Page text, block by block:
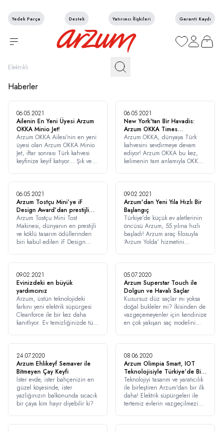
Yedek Parça Destek Yatırımcı İlişkileri Garanti Kaydı
Favorilerim
Hesabım
Sepetim
Haberler
06.05.2021
Ailenin En Yeni Üyesi Arzum
OKKA Minio Jet!
Arzum OKKA Ailesi’nin en yeni
üyesi olan Arzum OKKA Minio
Jet, iftar sonrası Türk kahvesi
keyfinize keyif katıyor… Şık ve
OKKA Minio Jet, tek seferde 5
fincana kadar OKKA’lı bir Türk
kahvesi deneyimi sunuyor.
06.05.2021
New York'tan Bir Havadis:
Arzum OKKA Times
Square'da!
​Arzum OKKA, dünyaya Türk
kahvesini sevdirmeye devam
ediyor! Arzum OKKA bu kez,
kelimenin tam anlamıyla OKKA’lı
06.05.2021
Arzum Tostçu Mini’ye iF
Design Award’dan prestijli
ödül
Arzum Tostçu Mini Tost
Makinesi, dünyanın en prestijli
ve köklü tasarım ödüllerinden
biri kabul edilen iF Design
Tasarımı kategorisinde ödül
almaya hak kazandı.
09.02.2021
Arzum'dan Yeni Yıla Hızlı Bir
Başlangıç
Türkiye’de küçük ev aletlerinin
öncüsü Arzum, 55.yılına hızlı
başladı! Arzum araç filosuyla
‘Arzum Yolda’ hizmetini
uygulaması üzerinden verilen
siparişleri hızla tüketicilerine
ulaştırıyor. Sektöründe bir ilk
olan ve ilk etapta İstanbul
dağıtımından sorumlu olan
‘Arzum Yolda’, kusursuz alışveriş
deneyimi sunuyor.
09.02.2021
Evinizdeki en büyük
yardımcınız
Arzum, üstün teknolojideki
farkını yeni elektrik süpürgesi
Cleanforce ile bir kez daha
kanıtlıyor. Ev temizliğinizde tüm
koltuk süpürme başlıklarıyla,
evinizin hiçbir köşesinde
tozdan eser bırakmıyor.
05.07.2020
Arzum Superstar Touch ile
Dolgun ve Havalı Saçlar
Kusursuz düz saçlar mı yoksa
doğal bukleler mi? İkisinden de
vazgeçemeyenler için kendinize
en çok yakışan saç modelini
24.07.2020
Arzum Ehlikeyf Semaver ile
Bitmeyen Çay Keyfi
​İster evde, ister bahçenizin en
güzel köşesinde, ister
yazlığınızın balkonunda sıcacık
bir çaya kim hayır diyebilir ki?
08.06.2020
Arzum Olimpia Smart, IOT
Teknolojisiyle Türkiye’de Bir
İlk!
Teknolojiyi tasarım ve yaratıcılık
ile birleştiren Arzum'dan bir ilk
daha! Elektrik süpürgeleri ile
tertemiz evlerin vazgeçilmezi
anahtarını sunuyor.